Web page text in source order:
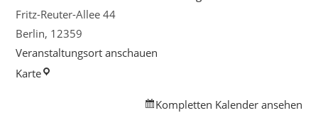
Chill
Fritz-Reuter-Allee 44
Berlin, 12359
Veranstaltungsort anschauen
KarteInfo-
Kompletten Kalender ansehen